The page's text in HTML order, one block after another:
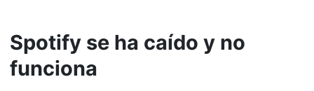
Spotify se ha caído y no
funciona